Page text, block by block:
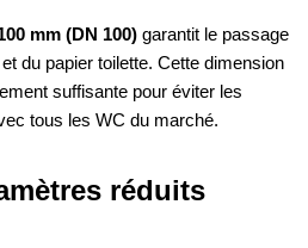
mm (DN 100) garantit le passage
du papier toilette. Cette dimension
suffisante pour éviter les
tous les WC du marché.
réduits